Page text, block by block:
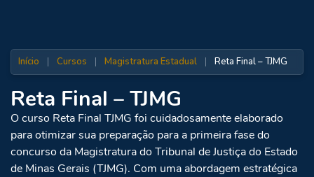
Início | Cursos | Magistratura Estadual | Reta Final – TJMG
Reta Final – TJMG
O curso Reta Final TJMG foi cuidadosamente elaborado
para otimizar sua preparação para a primeira fase do
concurso da Magistratura do Tribunal de Justiça do Estado
de Minas Gerais (TJMG). Com uma abordagem estratégica